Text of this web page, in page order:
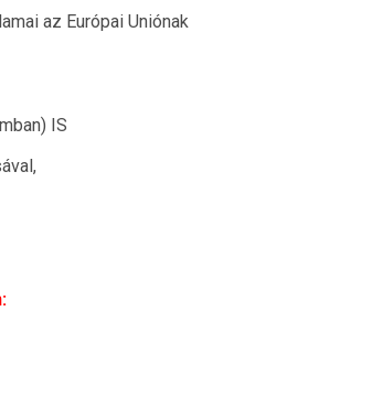
az Európai Uniónak
IS